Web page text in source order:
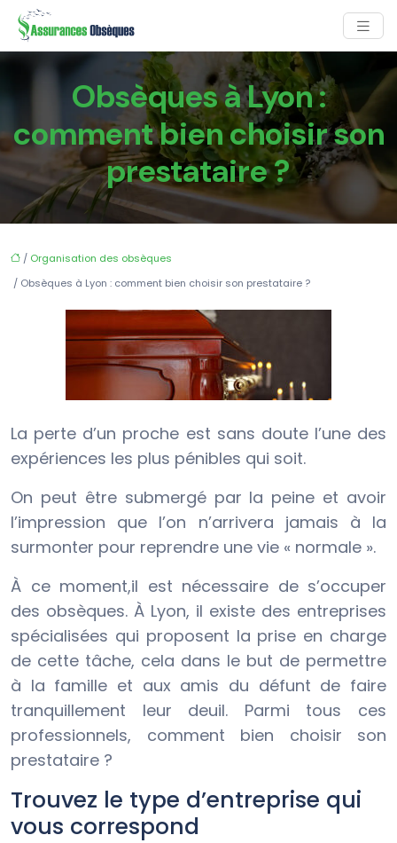
Obsèques à Lyon :
comment bien choisir son
prestataire ?
/ Organisation des obsèques
/ Obsèques à Lyon : comment bien choisir son prestataire ?
La perte d’un proche est sans doute l’une des
expériences les plus pénibles qui soit.
On peut être submergé par la peine et avoir
l’impression que l’on n’arrivera jamais à la
surmonter pour reprendre une vie « normale ».
À ce moment,il est nécessaire de s’occuper
des obsèques. À Lyon, il existe des entreprises
spécialisées qui proposent la prise en charge
de cette tâche, cela dans le but de permettre
à la famille et aux amis du défunt de faire
tranquillement leur deuil. Parmi tous ces
professionnels, comment bien choisir son
prestataire ?
Trouvez le type d’entreprise qui
vous correspond